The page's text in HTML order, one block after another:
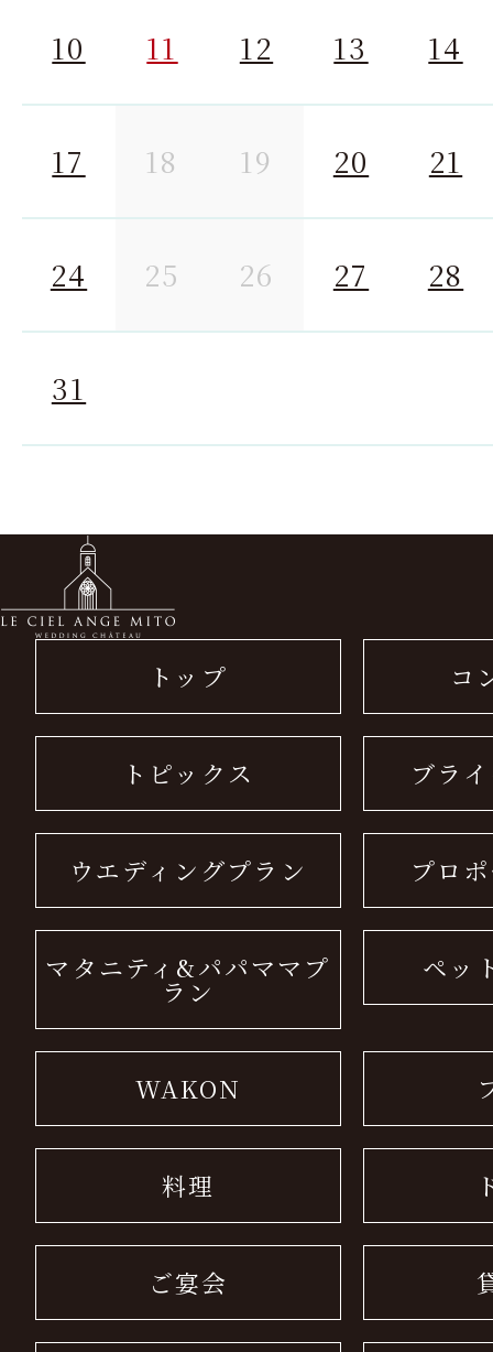
10 11 12 13 14
17 18 19 20 21
24 25 26 27 28
31
トップ コ
トピックス ブラ
ウエディングプラン プロ
マタニティ&パパママプ
ラン
ペッ
WAKON
料理
ご宴会